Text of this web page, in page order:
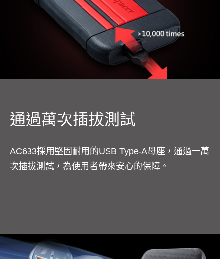
通過萬次插拔測試
AC633採用堅固耐用的USB Type-A母座，通過一萬
次插拔測試，為使用者帶來安心的保障。